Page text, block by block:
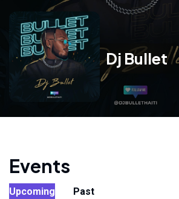
Dj Bullet
Events
Upcoming Past